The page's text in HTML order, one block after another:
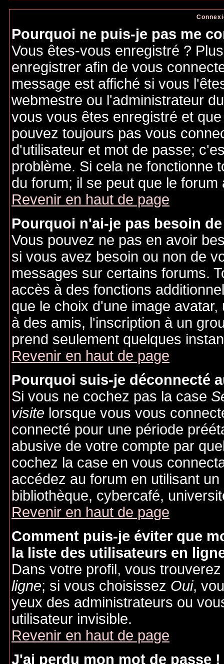
Pourquoi ne puis-je pas me
Vous êtes-vous enregistré ?
enregistrer afin de vous
message est affiché si vous
webmestre ou l'administrateur
vous vous êtes enregistré et
pouvez toujours pas vous
d'utilisateur et mot de passe;
problème. Si cela ne fonctionne
du forum; il se peut que le
Revenir en haut de page
Pourquoi n'ai-je pas besoin
Vous pouvez ne pas en avoir
si vous avez besoin ou non de
messages sur certains forums.
accès à des fonctions
que le choix d'une image
à des amis, l'inscription à un
prend seulement quelques
Revenir en haut de page
Pourquoi suis-je déconnecté
Si vous ne cochez pas la case
visite lorsque vous vous
connecté pour une période
abusive de votre compte par
cochez la case en vous
accédez au forum en utilisant
bibliothèque, cybercafé,
Revenir en haut de page
Comment puis-je éviter que
la liste des utilisateurs en
Dans votre profil, vous
ligne; si vous choisissez Oui,
yeux des administrateurs ou
utilisateur invisible.
Revenir en haut de page
J'ai perdu mon mot de passe !